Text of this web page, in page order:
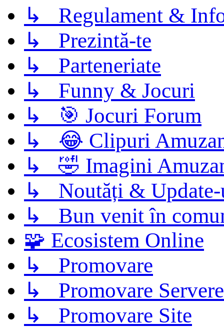
↳ Regulament &
↳ Prezintă-te
↳ Parteneriate
↳ Funny & Jocuri
↳ 🎯 Jocuri Forum
↳ 😂 Clipuri
↳ 🤣 Imagini
↳ Noutăți &
↳ Bun venit în
🧩 Ecosistem Online
↳ Promovare
↳ Promovare Servere
↳ Promovare Site